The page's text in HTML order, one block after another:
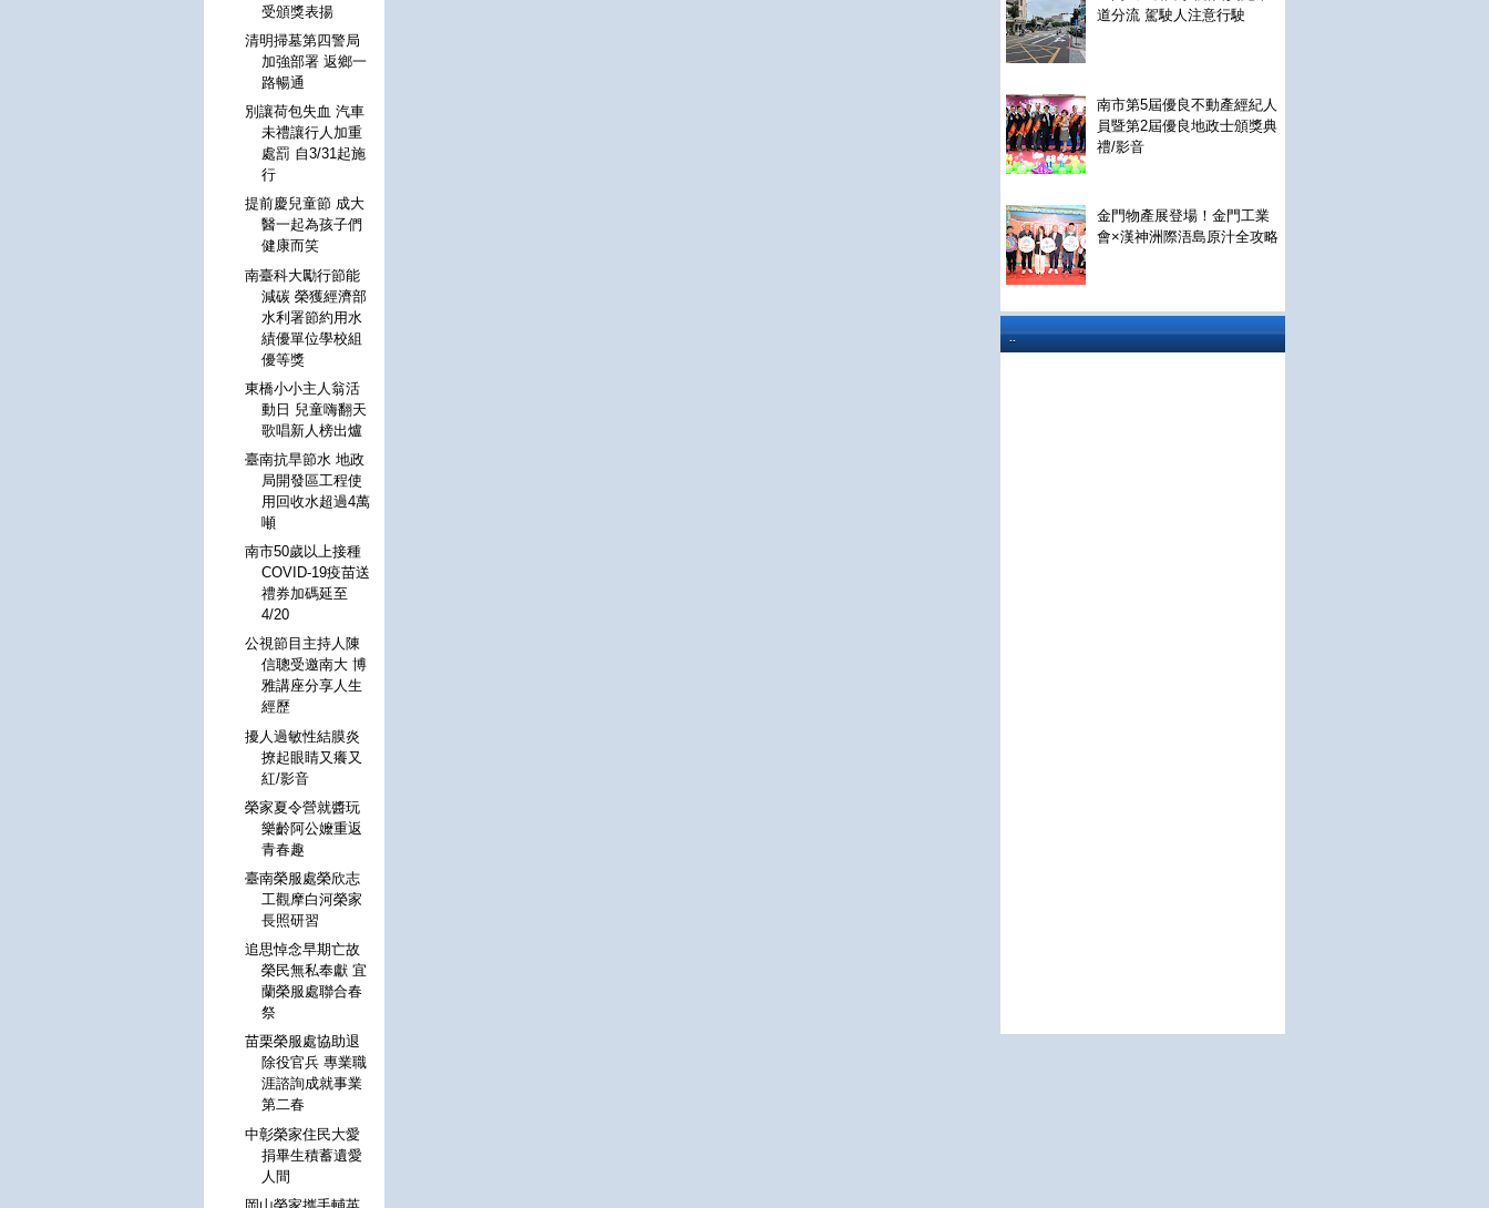
道分流 駕駛人注意行駛
南市第5屆優良不動產經紀人
員暨第2屆優良地政士頒獎典
禮/影音
金門物產展登場！金門工業
會×漢神洲際浯島原汁全攻略
..
受頒獎表揚
清明掃墓第四警局
加強部署 返鄉一
路暢通
別讓荷包失血 汽車
未禮讓行人加重
處罰 自3/31起施
行
提前慶兒童節 成大
醫一起為孩子們
健康而笑
南臺科大勵行節能
減碳 榮獲經濟部
水利署節約用水
績優單位學校組
優等獎
東橋小小主人翁活
動日 兒童嗨翻天
歌唱新人榜出爐
臺南抗旱節水 地政
局開發區工程使
用回收水超過4萬
噸
南市50歲以上接種
COVID-19疫苗送
禮券加碼延至
4/20
公視節目主持人陳
信聰受邀南大 博
雅講座分享人生
經歷
擾人過敏性結膜炎
撩起眼睛又癢又
紅/影音
榮家夏令營就醬玩
樂齡阿公嬤重返
青春趣
臺南榮服處榮欣志
工觀摩白河榮家
長照研習
追思悼念早期亡故
榮民無私奉獻 宜
蘭榮服處聯合春
祭
苗栗榮服處協助退
除役官兵 專業職
涯諮詢成就事業
第二春
中彰榮家住民大愛
捐畢生積蓄遺愛
人間